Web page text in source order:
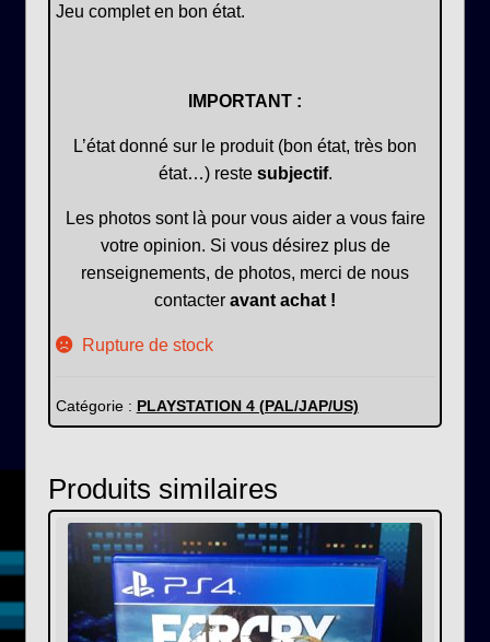
Jeu complet en bon état.
IMPORTANT :
L’état donné sur le produit (bon état, très bon
état…) reste subjectif.
Les photos sont là pour vous aider a vous faire
votre opinion. Si vous désirez plus de
renseignements, de photos, merci de nous
contacter avant achat !
Rupture de stock
Catégorie : PLAYSTATION 4 (PAL/JAP/US)
Produits similaires